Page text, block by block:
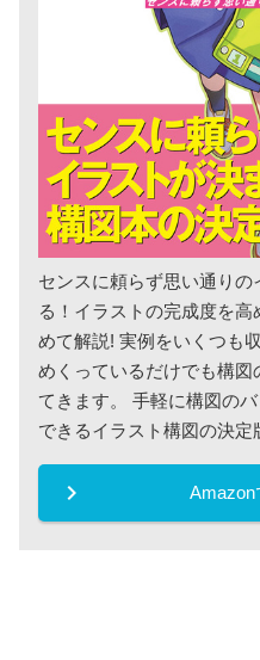
センスに頼らず思い通り
る！イラストの完成度を
めて解説! 実例をいくつも
めくっているだけでも構
てきます。 手軽に構図の
できるイラスト構図の決定
keyboard_arrow_right Amazon